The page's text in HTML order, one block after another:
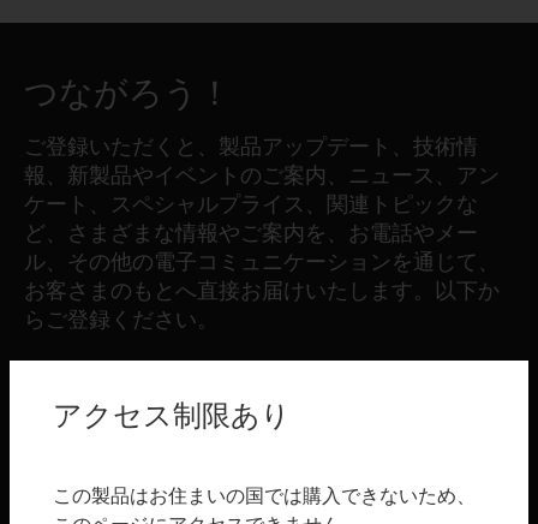
つながろう！
ご登録いただくと、製品アップデート、技術情
報、新製品やイベントのご案内、ニュース、アン
ケート、スペシャルプライス、関連トピックな
ど、さまざまな情報やご案内を、お電話やメー
ル、その他の電子コミュニケーションを通じて、
お客さまのもとへ直接お届けいたします。以下か
らご登録ください。
toggle view
アクセス制限あり
この製品はお住まいの国では購入できないため、